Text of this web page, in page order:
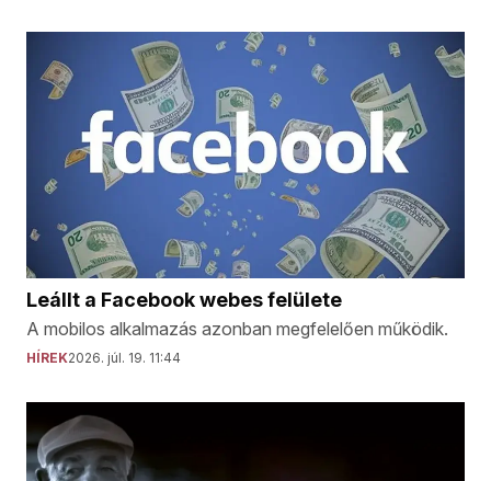
Leállt a Facebook webes felülete
A mobilos alkalmazás azonban megfelelően működik.
HÍREK2026. júl. 19. 11:44